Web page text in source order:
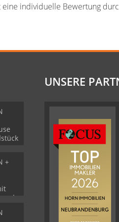
individuelle Bewertung
+
und
UNSERE